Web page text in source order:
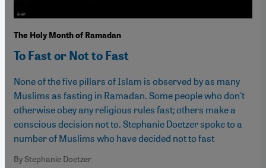
The Holy Month of Ramadan
To Fast or Not to Fast
None of the five pillars of Islam is observed by as many
Muslims as fasting in Ramadan. Some people who don't
otherwise obey any religious rules fast; others make a
conscious decision not to. Stephanie Doetzer spoke to a
number of Muslims who have decided not to fast
By Stephanie Doetzer